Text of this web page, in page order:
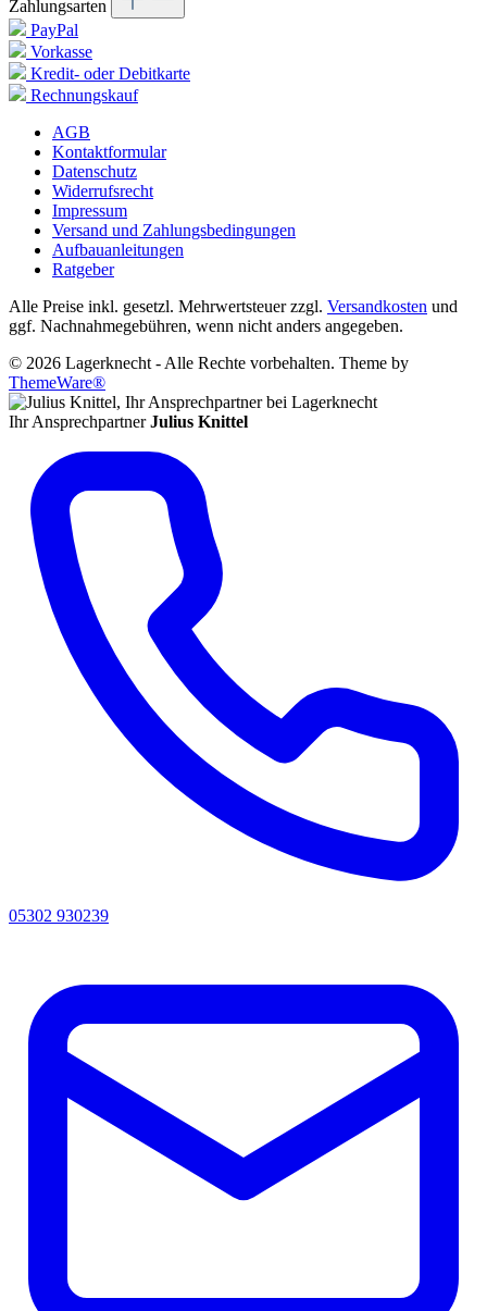
Zahlungsarten
PayPal
Vorkasse
Kredit- oder Debitkarte
AGB
Kontaktformular
Datenschutz
Widerrufsrecht
Impressum
Versand und Zahlungsbedingungen
Aufbauanleitungen
Alle Preise inkl. gesetzl. Mehrwertsteuer zzgl.Versandkosten
© 2026 Lagerknecht - Alle Rechte vorbehalten. Theme by
ThemeWare®